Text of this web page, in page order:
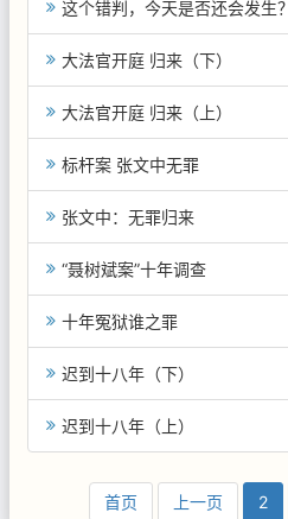
这个错判，今天是否还会发生？
大法官开庭 归来（下）
大法官开庭 归来（上）
标杆案 张文中无罪
张文中：无罪归来
“聂树斌案”十年调查
十年冤狱谁之罪
迟到十八年（下）
迟到十八年（上）
首页 上一页 2